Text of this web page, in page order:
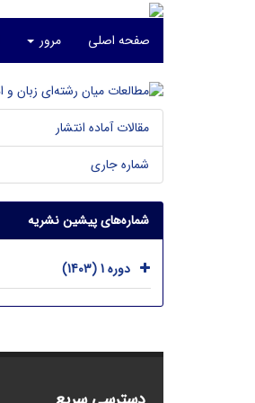
صفحه اصلی مرور
مقالات آماده انتشار
شماره جاری
شماره‌های پیشین نشریه
دوره 1 (1403)